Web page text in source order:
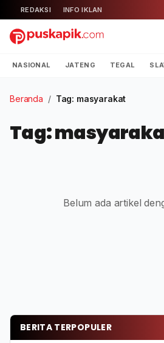
REDAKSI INFO IKLAN
NASIONAL JATENG TEGAL
Beranda / Tag: masyarakat
Tag:
Belum ada artikel
BERITA TERPOPULER